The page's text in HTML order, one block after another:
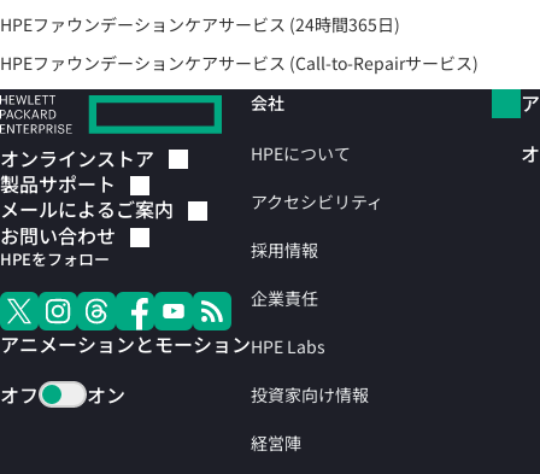
HPEファウンデーションケアサービス (24時間365日)
HPEファウンデーションケアサービス (Call-to-Repairサービス)
オンラインストア
製品サポート
メールによるご案内
お問い合わせ
HPEをフォロー
アニメーションとモーション
オフ
オン
会社
HPEについて
アクセシビリティ
採用情報
企業責任
HPE Labs
投資家向け情報
経営陣